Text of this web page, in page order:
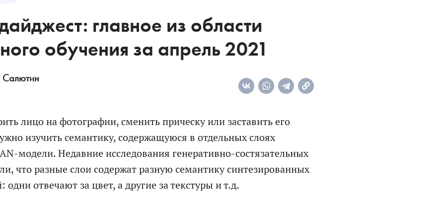
главное из области
обучения за апрель 2021
лицо на фотографии, сменить прическу или заставить его
изучить семантику, содержащуюся в отдельных слоях
модели. Недавние исследования генеративно-состязательных
что разные слои содержат разную семантику синтезированных
одни отвечают за цвет, а другие за текстуры и т.д.
РАСЧЕТ СМЕТЫ
возможных рисках проекта
Как
к
вам
обращаться
ГОТОВО!
в долгой переписке, с
посмотреть диалоги и результаты
кода по отдельным компонентам.